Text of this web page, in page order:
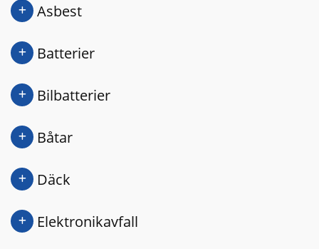
Asbest
Batterier
Bilbatterier
Båtar
Däck
Elektronikavfall